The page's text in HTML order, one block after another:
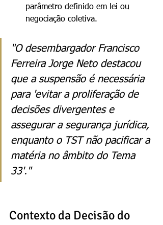
parâmetro definido em lei ou
negociação coletiva.
"O desembargador Francisco
Ferreira Jorge Neto destacou
que a suspensão é necessária
para 'evitar a proliferação de
decisões divergentes e
assegurar a segurança jurídica,
enquanto o TST não pacificar a
matéria no âmbito do Tema
33'."
Contexto da Decisão do